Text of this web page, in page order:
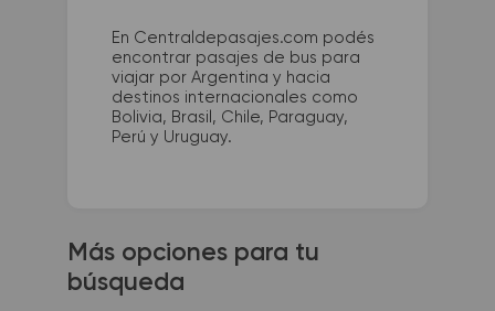
En Centraldepasajes.com podés
encontrar pasajes de bus para
viajar por Argentina y hacia
destinos internacionales como
Bolivia, Brasil, Chile, Paraguay,
Perú y Uruguay.
Más opciones para tu
búsqueda